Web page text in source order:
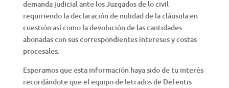
demanda judicial ante los Juzgados de lo civil
requiriendo la declaración de nulidad de la cláusula en
cuestión así como la devolución de las cantidades
abonadas con sus correspondientes intereses y costas
procesales.
Esperamos que esta información haya sido de tu interés
recordándote que el equipo de letrados de Defentis